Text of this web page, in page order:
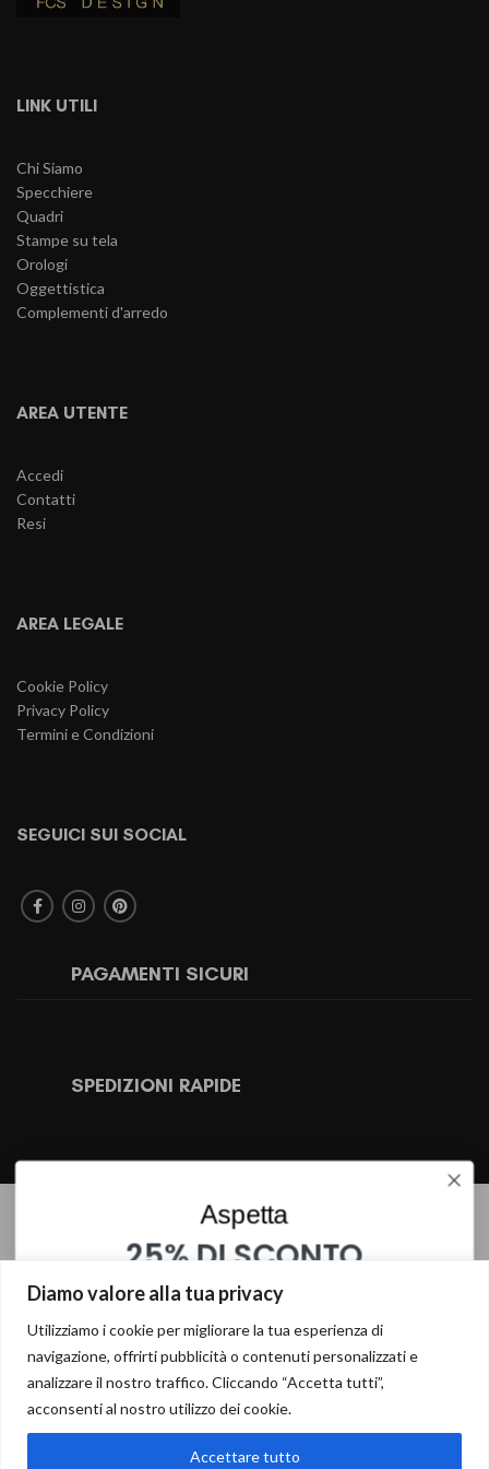
Diamo valore alla tua privacy
Utilizziamo i cookie per migliorare la tua esperienza di
navigazione, offrirti pubblicità o contenuti personalizzati e
analizzare il nostro traffico. Cliccando “Accetta tutti”,
acconsenti al nostro utilizzo dei cookie.
Accettare tutto
LINK UTILI
Chi Siamo
Specchiere
Quadri
Stampe su tela
Orologi
Oggettistica
Complementi d'arredo
AREA UTENTE
Accedi
Contatti
Resi
AREA LEGALE
Cookie Policy
Privacy Policy
Termini e Condizioni
SEGUICI SUI SOCIAL
PAGAMENTI SICURI
SPEDIZIONI RAPIDE
PANNELLO IN FERRO TOO -B- CM 30,5X2,5X88,5
1 disponibili
AGGIUNGI AL CARRELLO
Richiedi informazioni o più foto
Aspetta
25% DI SCONTO
SU QUESTO PRODOTTO
INSERISCI I TUOI DATI PER OTTENERE LO SCONTO